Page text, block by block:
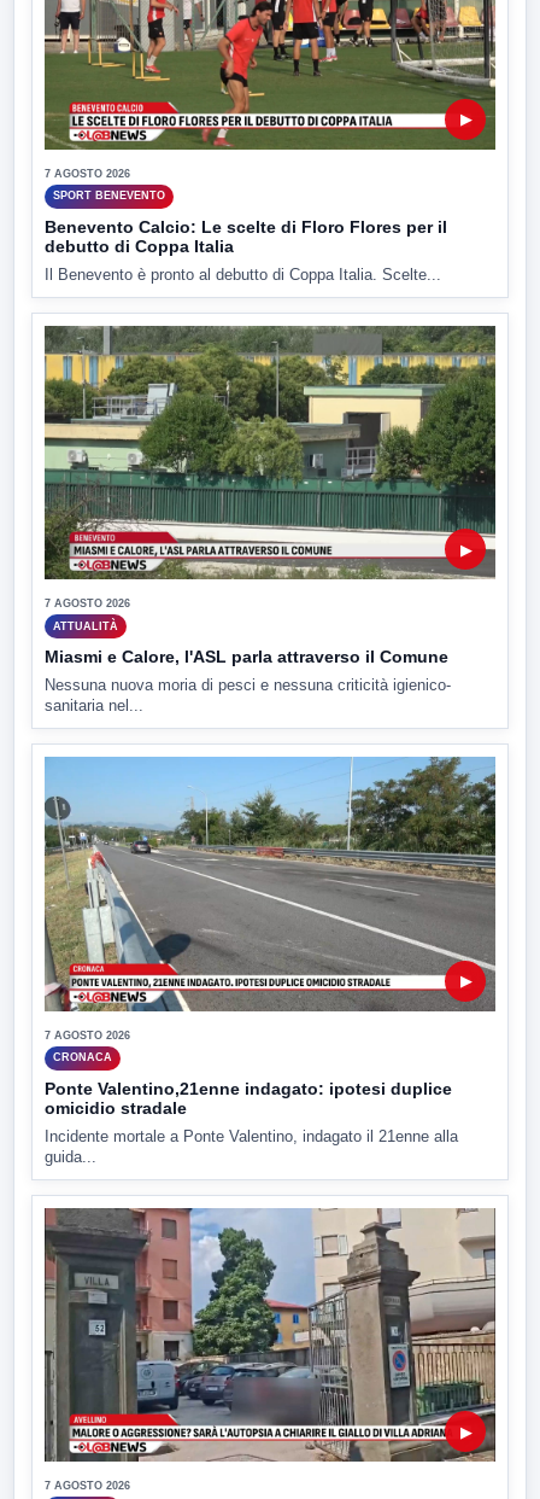
▶
7 AGOSTO 2026
SPORT BENEVENTO
Benevento Calcio: Le scelte di Floro Flores per il
debutto di Coppa Italia
Il Benevento è pronto al debutto di Coppa Italia. Scelte...
▶
7 AGOSTO 2026
ATTUALITÀ
Miasmi e Calore, l'ASL parla attraverso il Comune
Nessuna nuova moria di pesci e nessuna criticità igienico-
sanitaria nel...
▶
7 AGOSTO 2026
CRONACA
Ponte Valentino,21enne indagato: ipotesi duplice
omicidio stradale
Incidente mortale a Ponte Valentino, indagato il 21enne alla
guida...
▶
7 AGOSTO 2026